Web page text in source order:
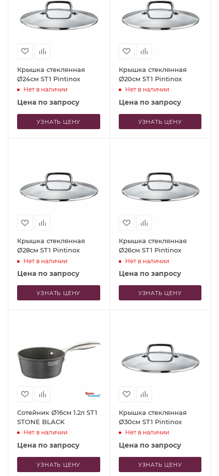
Крышка стеклянная
Ø24см ST1 Pintinox
Нет в наличии
Цена по запросу
УЗНАТЬ ЦЕНУ
Крышка стеклянная
Ø20см ST1 Pintinox
Нет в наличии
Цена по запросу
УЗНАТЬ ЦЕНУ
Крышка стеклянная
Ø28см ST1 Pintinox
Нет в наличии
Цена по запросу
УЗНАТЬ ЦЕНУ
Крышка стеклянная
Ø26см ST1 Pintinox
Нет в наличии
Цена по запросу
УЗНАТЬ ЦЕНУ
Сотейник Ø16см 1.2л ST1
STONE BLACK
Нет в наличии
Цена по запросу
УЗНАТЬ ЦЕНУ
Крышка стеклянная
Ø30см ST1 Pintinox
Нет в наличии
Цена по запросу
УЗНАТЬ ЦЕНУ